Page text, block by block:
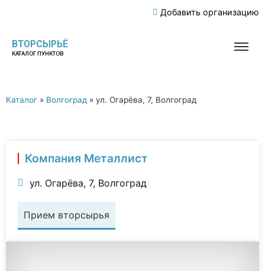
Добавить организацию
ВТОРСЫРЬЁ
КАТАЛОГ ПУНКТОВ
Каталог » Волгоград » ул. Огарёва, 7, Волгоград
Компания Металлист
ул. Огарёва, 7, Волгоград
Прием вторсырья